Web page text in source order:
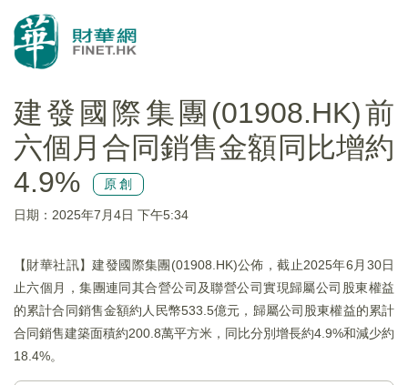
建發國際集團(01908.HK)前
六個月合同銷售金額同比增約
4.9%
原創
日期：2025年7月4日 下午5:34
【財華社訊】建發國際集團(01908.HK)公佈，截止2025年6月30日
止六個月，集團連同其合營公司及聯營公司實現歸屬公司股東權益
的累計合同銷售金額約人民幣533.5億元，歸屬公司股東權益的累計
合同銷售建築面積約200.8萬平方米，同比分別增長約4.9%和減少約
18.4%。